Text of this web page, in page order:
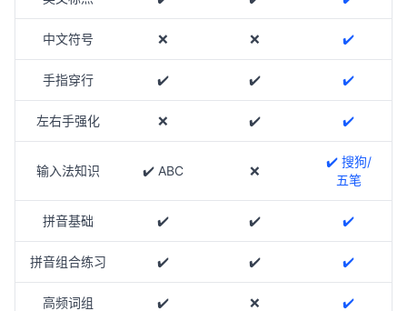
中文符号 ❌ ❌ ✔️
手指穿行 ✔️ ✔️ ✔️
左右手强化 ❌ ✔️ ✔️
输入法知识 ✔️ ABC ❌
✔️ 搜狗/
五笔
拼音基础 ✔️ ✔️ ✔️
拼音组合练习 ✔️ ✔️ ✔️
高频词组 ✔️ ❌ ✔️